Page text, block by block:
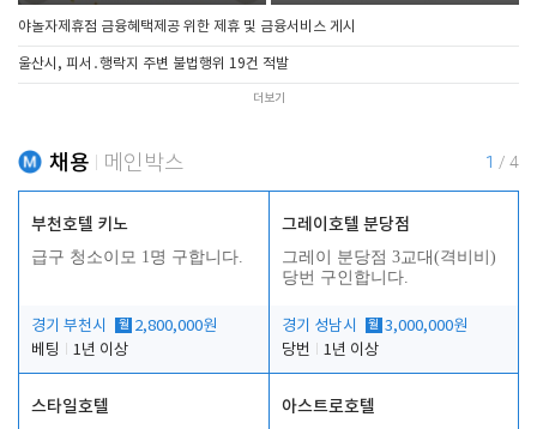
야놀자제휴점 금융혜택제공 위한 제휴 및 금융서비스 게시
울산시, 피서․행락지 주변 불법행위 19건 적발
더보기
채용 메인박스 1 / 4
부천호텔 키노
급구 청소이모 1명 구합니다.
경기 부천시 월 2,800,000원
베팅
1년 이상
그레이호텔 분당점
그레이 분당점 3교대(격비비)
당번 구인합니다.
경기 성남시 월 3,000,000원
당번
1년 이상
스타일호텔 아스트로호텔